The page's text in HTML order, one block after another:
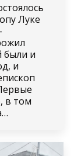
Луке
были и
и
в том